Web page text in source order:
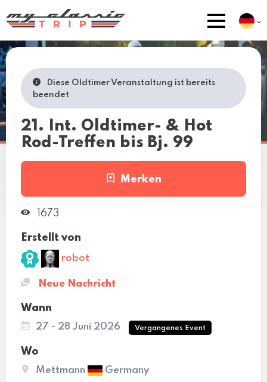
Diese Oldtimer Veranstaltung ist bereits
beendet
21. Int. Oldtimer- & Hot
Rod-Treffen bis Bj. 99
Merken
1673
Erstellt von
robot
Neue Nachricht
Wann
27 - 28 Juni 2026 Vergangenes Event
Wo
Mettmann Germany